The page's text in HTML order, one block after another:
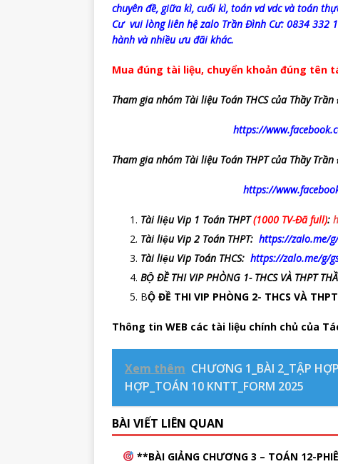
chuyên đề, giữa kì, cuối kì, toán vd vdc và toán
Cư vui lòng liên hệ zalo Trần Đình Cư: 0834 332
hành và nhiều ưu đãi khác.
Mua đúng tài liệu, chuyển khoản đúng tên
Tham gia nhóm Tài liệu Toán THCS của Thầy
https://
Tham gia nhóm Tài liệu Toán THPT của Thầy
https://
Tài liệu Vip 1 Toán THPT(1000 TV-Đã full):
Tài liệu Vip 2 Toán THPT: https://zalo.me/
Tài liệu Vip Toán THCS: https://zalo.me/g/
BỘ ĐỀ THI VIP PHÒNG 1- THCS VÀ THPT
BỘ ĐỀ THI VIP PHÒNG 2- THCS VÀ
Thông tin WEB các tài liệu chính chủ của
Xem thêm CHƯƠNG 1_BÀI 2_TẬP
HỢP_TOÁN 10 KNTT_FORM 2025
BÀI VIẾT LIÊN QUAN
**BÀI GIẢNG CHƯƠNG 3 – TOÁN 12-